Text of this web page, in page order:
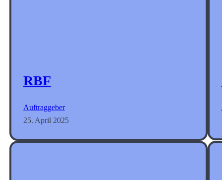
RBF
Auftraggeber
25. April 2025